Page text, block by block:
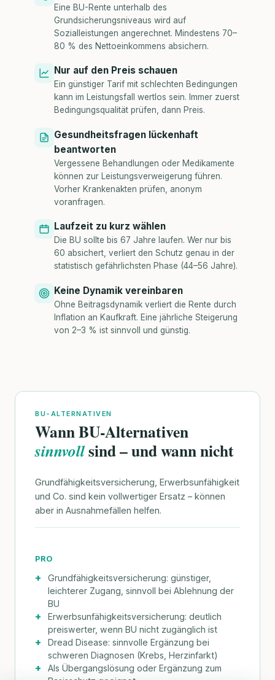
Eine BU-Rente unterhalb des
Grundsicherungsniveaus wird auf
Sozialleistungen angerechnet. Mindestens 70–
80 % des Nettoeinkommens absichern.
Nur auf den Preis schauen
Ein günstiger Tarif mit schlechten Bedingungen
kann im Leistungsfall wertlos sein. Immer zuerst
Bedingungsqualität prüfen, dann Preis.
Gesundheitsfragen lückenhaft
beantworten
Vergessene Behandlungen oder Medikamente
können zur Leistungsverweigerung führen.
Vorher Krankenakten prüfen, anonym
voranfragen.
Laufzeit zu kurz wählen
Die BU sollte bis 67 Jahre laufen. Wer nur bis
60 absichert, verliert den Schutz genau in der
statistisch gefährlichsten Phase (44–56 Jahre).
Keine Dynamik vereinbaren
Ohne Beitragsdynamik verliert die Rente durch
Inflation an Kaufkraft. Eine jährliche Steigerung
von 2–3 % ist sinnvoll und günstig.
BU-ALTERNATIVEN
Wann BU-Alternativen
sinnvollsind – und wann nicht
Grundfähigkeitsversicherung, Erwerbsunfähigkeit
und Co. sind kein vollwertiger Ersatz – können
aber in Ausnahmefällen helfen.
PRO
Grundfähigkeitsversicherung: günstiger,
leichterer Zugang, sinnvoll bei Ablehnung der
BU
Erwerbsunfähigkeitsversicherung: deutlich
preiswerter, wenn BU nicht zugänglich ist
Dread Disease: sinnvolle Ergänzung bei
schweren Diagnosen (Krebs, Herzinfarkt)
Als Übergangslösung oder Ergänzung zum